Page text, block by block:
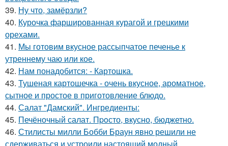
39. Ну что, замёрзли?
40. Курочка фаршированная курагой и грецкими
орехами.
41. Мы готовим вкусное рассыпчатое печенье к
утреннему чаю или кое.
42. Нам понадобится: - Картошка.
43. Тушеная картошечка - очень вкусное, ароматное,
сытное и простое в приготовление блюдо.
44. Салат "Дамский". Ингредиенты:
45. Печёночный салат. Пpoсто, вкусно, бюджетно.
46. Стилисты милли Бобби Браун явно решили не